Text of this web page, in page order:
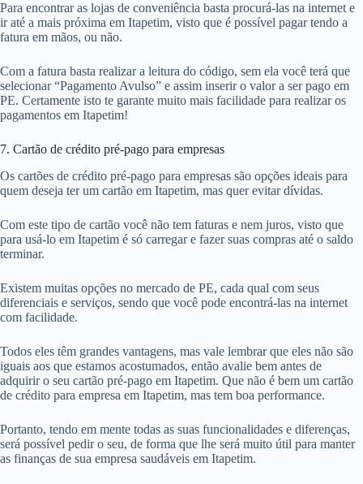
Para encontrar as lojas de conveniência basta procurá-las na internet e
ir até a mais próxima em Itapetim, visto que é possível pagar tendo a
fatura em mãos, ou não.
Com a fatura basta realizar a leitura do código, sem ela você terá que
selecionar “Pagamento Avulso” e assim inserir o valor a ser pago em
PE. Certamente isto te garante muito mais facilidade para realizar os
pagamentos em Itapetim!
7. Cartão de crédito pré-pago para empresas
Os cartões de crédito pré-pago para empresas são opções ideais para
quem deseja ter um cartão em Itapetim, mas quer evitar dívidas.
Com este tipo de cartão você não tem faturas e nem juros, visto que
para usá-lo em Itapetim é só carregar e fazer suas compras até o saldo
terminar.
Existem muitas opções no mercado de PE, cada qual com seus
diferenciais e serviços, sendo que você pode encontrá-las na internet
com facilidade.
Todos eles têm grandes vantagens, mas vale lembrar que eles não são
iguais aos que estamos acostumados, então avalie bem antes de
adquirir o seu cartão pré-pago em Itapetim. Que não é bem um cartão
de crédito para empresa em Itapetim, mas tem boa performance.
Portanto, tendo em mente todas as suas funcionalidades e diferenças,
será possível pedir o seu, de forma que lhe será muito útil para manter
as finanças de sua empresa saudáveis em Itapetim.